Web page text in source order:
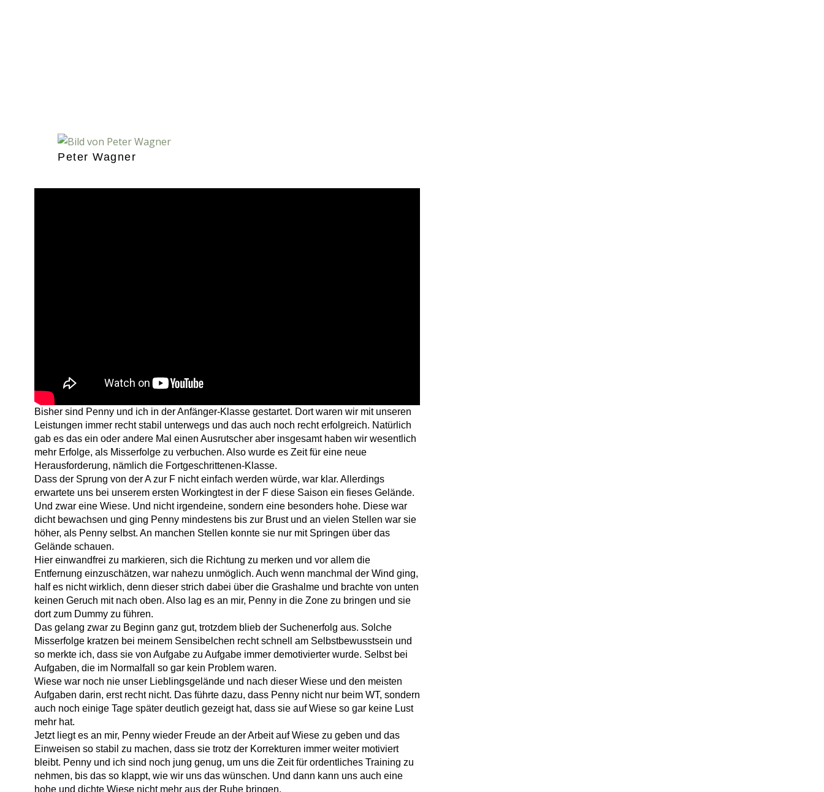
Peter Wagner
Bisher sind Penny und ich in der Anfänger-Klasse gestartet. Dort waren wir mit unseren
Leistungen immer recht stabil unterwegs und das auch noch recht erfolgreich. Natürlich
gab es das ein oder andere Mal einen Ausrutscher aber insgesamt haben wir wesentlich
mehr Erfolge, als Misserfolge zu verbuchen. Also wurde es Zeit für eine neue
Herausforderung, nämlich die Fortgeschrittenen-Klasse.
Dass der Sprung von der A zur F nicht einfach werden würde, war klar. Allerdings
erwartete uns bei unserem ersten Workingtest in der F diese Saison ein fieses Gelände.
Und zwar eine Wiese. Und nicht irgendeine, sondern eine besonders hohe. Diese war
dicht bewachsen und ging Penny mindestens bis zur Brust und an vielen Stellen war sie
höher, als Penny selbst. An manchen Stellen konnte sie nur mit Springen über das
Gelände schauen.
Hier einwandfrei zu markieren, sich die Richtung zu merken und vor allem die
Entfernung einzuschätzen, war nahezu unmöglich. Auch wenn manchmal der Wind ging,
half es nicht wirklich, denn dieser strich dabei über die Grashalme und brachte von unten
keinen Geruch mit nach oben. Also lag es an mir, Penny in die Zone zu bringen und sie
dort zum Dummy zu führen.
Das gelang zwar zu Beginn ganz gut, trotzdem blieb der Suchenerfolg aus. Solche
Misserfolge kratzen bei meinem Sensibelchen recht schnell am Selbstbewusstsein und
so merkte ich, dass sie von Aufgabe zu Aufgabe immer demotivierter wurde. Selbst bei
Aufgaben, die im Normalfall so gar kein Problem waren.
Wiese war noch nie unser Lieblingsgelände und nach dieser Wiese und den meisten
Aufgaben darin, erst recht nicht. Das führte dazu, dass Penny nicht nur beim WT, sondern
auch noch einige Tage später deutlich gezeigt hat, dass sie auf Wiese so gar keine Lust
mehr hat.
Jetzt liegt es an mir, Penny wieder Freude an der Arbeit auf Wiese zu geben und das
Einweisen so stabil zu machen, dass sie trotz der Korrekturen immer weiter motiviert
bleibt. Penny und ich sind noch jung genug, um uns die Zeit für ordentliches Training zu
nehmen, bis das so klappt, wie wir uns das wünschen. Und dann kann uns auch eine
hohe und dichte Wiese nicht mehr aus der Ruhe bringen.